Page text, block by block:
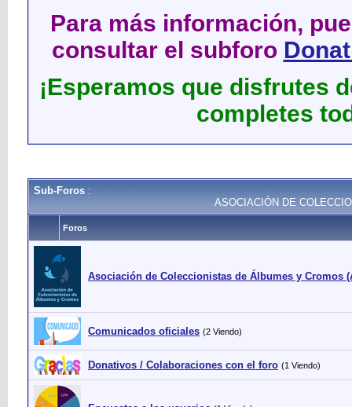
Para más información,
consultar el subforo
¡Esperamos que disfrutes
completes
Sub-Foros :
ASOCIACIÓN DE
Foros
Asociación de Coleccionistas de Álbumes y Cromos
Comunicados oficiales (2 Viendo)
Donativos / Colaboraciones con el foro (1 Viendo)